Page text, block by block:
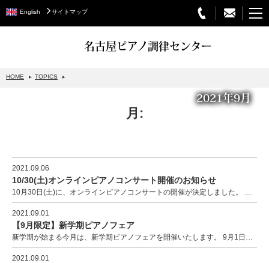
English サイトマップ
名古屋ピアノ調律センター
アップライトピアノ
PETROF
BECHSTEIN
ベヒシュタイングランドピアノ
ベヒシュタインアップライトピアノ
HOME TOPICS
月:
2021年9月
2021.09.06
10/30(土)オンラインピアノコンサート開催のお知らせ
10月30日(土)に、オンラインピアノコンサートの開催が決定しました。 後藤美優さんと横並遥さんのお…
2021.09.01
【9月限定】新学期ピアノフェア
新学期が始まる今月は、新学期ピアノフェアを開催いたします。 9月1日から9月30日までの期間中に、ピ…
2021.09.01